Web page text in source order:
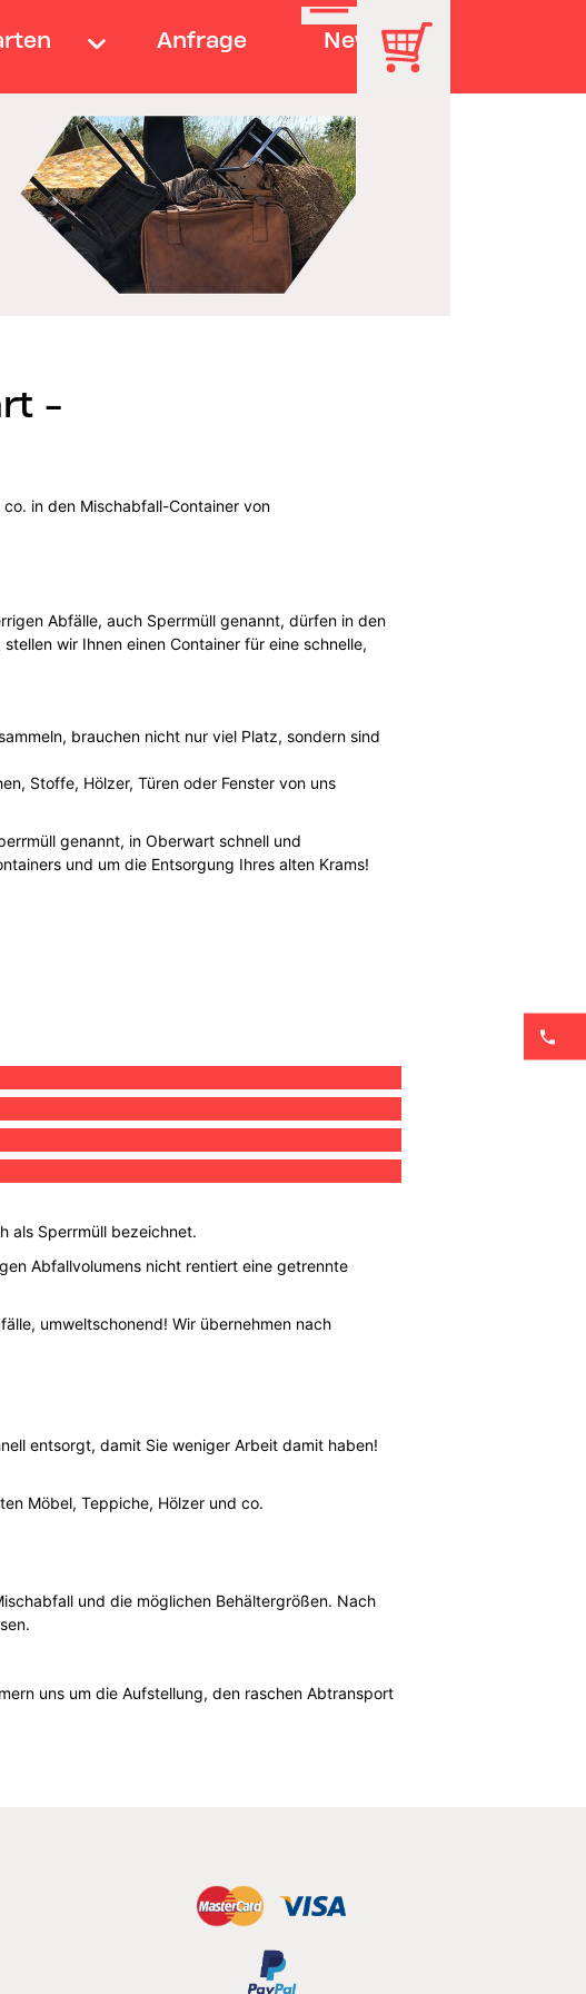
Anfrage News
-
in den Mischabfall-Container von
Abfälle, auch Sperrmüll genannt, dürfen in den
wir Ihnen einen Container für eine schnelle,
brauchen nicht nur viel Platz, sondern sind
Stoffe, Hölzer, Türen oder Fenster von uns
genannt, in Oberwart schnell und
und um die Entsorgung Ihres alten Krams!
als Sperrmüll bezeichnet.
Abfallvolumens nicht rentiert eine getrennte
umweltschonend! Wir übernehmen nach
entsorgt, damit Sie weniger Arbeit damit haben!
Möbel, Teppiche, Hölzer und co.
und die möglichen Behältergrößen. Nach
uns um die Aufstellung, den raschen Abtransport